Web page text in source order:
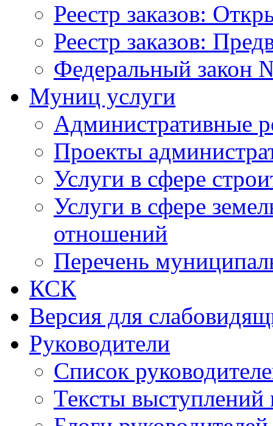
Реестр заказов:
Реестр заказов:
Федеральный закон
Муниц услуги
Административные
Проекты
Услуги в сфере
Услуги в сфере
отношений
Перечень
КСК
Версия для
Руководители
Список
Тексты выступлений